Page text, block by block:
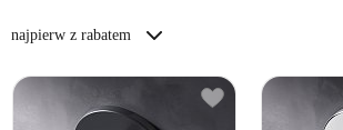
najpierw z rabatem